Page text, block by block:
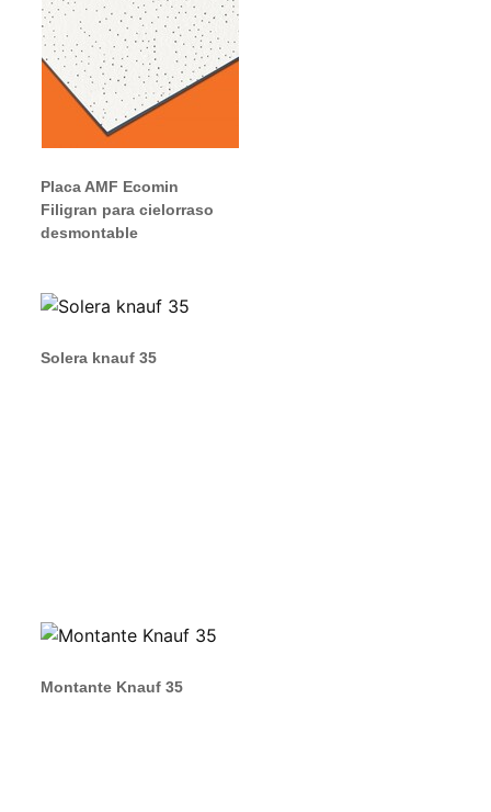
Placa AMF Ecomin
Filigran para cielorraso
desmontable
Solera knauf 35
Montante Knauf 35